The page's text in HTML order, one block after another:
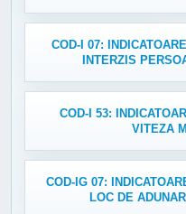
COD-I 07:
INTERZIS
COD-I 53:
VITEZA
COD-IG 07:
LOC DE